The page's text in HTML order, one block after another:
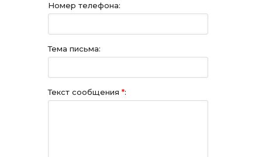
Номер телефона:
Тема письма:
Текст сообщения *: